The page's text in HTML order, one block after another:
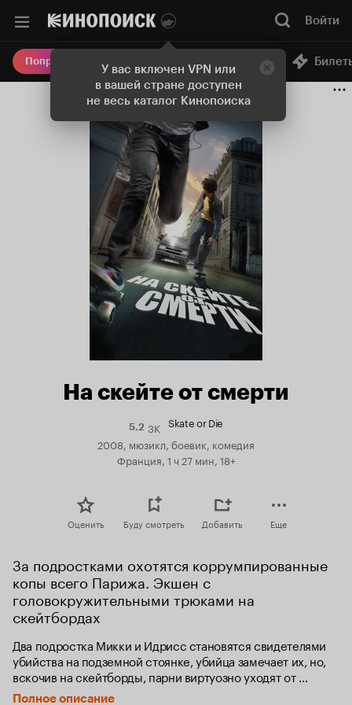
У вас включен VPN или
в вашей стране доступен
не весь каталог Кинопоиска
Войти
Попробовать Плюс Онлайн-кинотеатр
На скейте от смерти
5.2Рейтинг
Кинопоиска
3K Skate or Die
2008, мюзикл, боевик, комедия
Франция, 1 ч 27 мин, 18+
Оценить Буду смотреть Добавить Еще
За подростками охотятся коррумпированные
копы всего Парижа. Экшен с
головокружительными трюками на
скейтбордах
Два подростка Микки и Идрисс становятся свидетелями
убийства на подземной стоянке, убийца замечает их, но,
вскочив на скейтборды, парни виртуозно уходят от
погони. Ребята тут же обращаются в полицию. Но
Полное описание